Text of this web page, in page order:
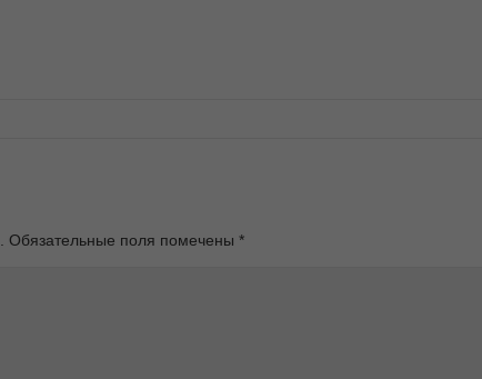
Обязательные поля помечены *